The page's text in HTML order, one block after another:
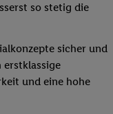
so stetig die
sicher und
erstklassige
und eine hohe